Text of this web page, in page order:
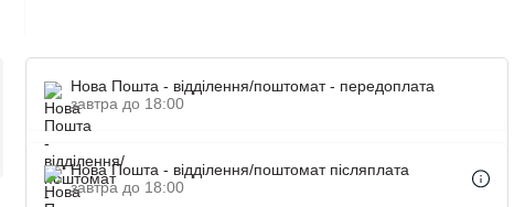
Нова Пошта - відділення/поштомат - передоплата
завтра до 18:00
Нова Пошта - відділення/поштомат післяплата
завтра до 18:00